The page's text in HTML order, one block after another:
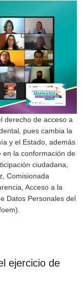
derecho de acceso a
pues cambia la
y el Estado, además
en la conformación de
ciudadana,
Comisionada
Acceso a la
Datos Personales del
ejercicio de